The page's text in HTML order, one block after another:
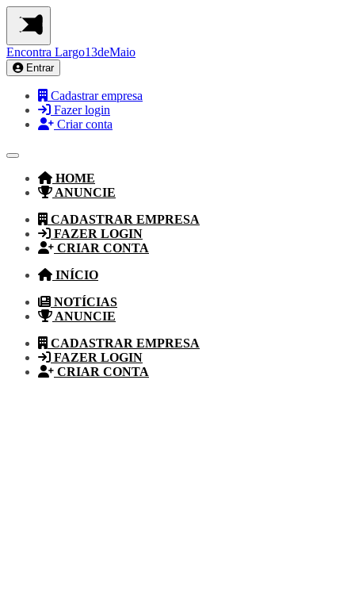
Encontra Largo13deMaio
Entrar
Cadastrar empresa
Fazer login
Criar conta
HOME
ANUNCIE
CADASTRAR EMPRESA
FAZER LOGIN
CRIAR CONTA
INÍCIO
NOTÍCIAS
ANUNCIE
CADASTRAR EMPRESA
FAZER LOGIN
CRIAR CONTA